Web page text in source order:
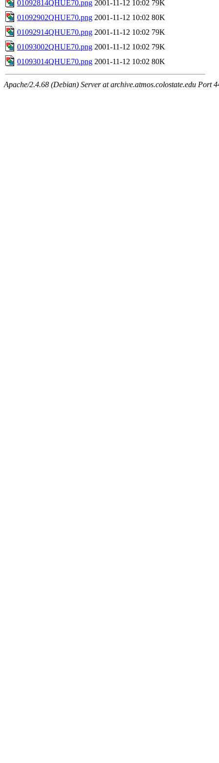
01092814QHUE70.png 2001-11-12 10:02 79K
01092902QHUE70.png 2001-11-12 10:02 80K
01092914QHUE70.png 2001-11-12 10:02 79K
01093002QHUE70.png 2001-11-12 10:02 79K
01093014QHUE70.png 2001-11-12 10:02 80K
Apache/2.4.68 (Debian) Server at archive.atmos.colostate.edu Port